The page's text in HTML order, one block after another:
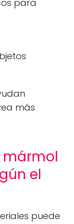
para
más
mármol
el
puede